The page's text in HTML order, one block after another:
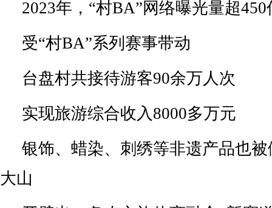
2023年，“村BA”网络曝光量超450
受“村BA”系列赛事带动
台盘村共接待游客90余万人次
实现旅游综合收入8000多万元
银饰、蜡染、刺绣等非遗产品也
大山